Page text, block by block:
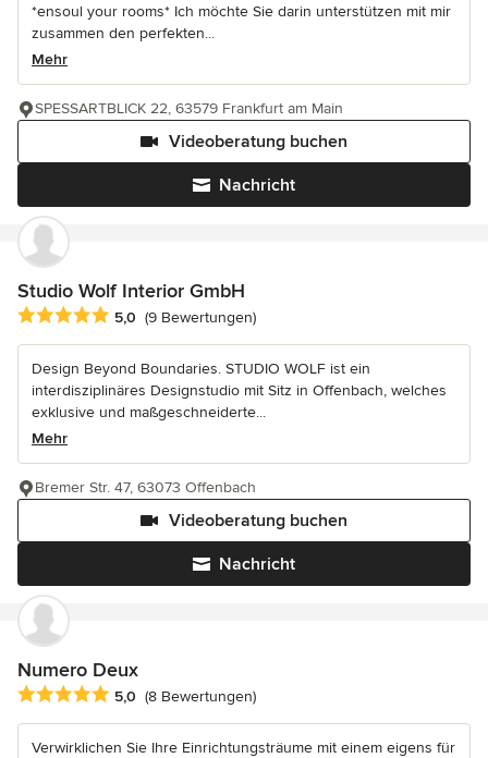
*ensoul your rooms* Ich möchte Sie darin unterstützen mit mir
zusammen den perfekten...
Mehr
Nachricht
Videoberatung buchen
SPESSARTBLICK 22, 63579 Frankfurt am Main
Studio Wolf Interior GmbH
Durchschnittliche Bewertung: 5 von 5 Sternen
5,0 (9 Bewertungen)
Design Beyond Boundaries. STUDIO WOLF ist ein
interdisziplinäres Designstudio mit Sitz in Offenbach, welches
exklusive und maßgeschneiderte...
Mehr
Nachricht
Videoberatung buchen
Bremer Str. 47, 63073 Offenbach
Numero Deux
Durchschnittliche Bewertung: 5 von 5 Sternen
5,0 (8 Bewertungen)
Verwirklichen Sie Ihre Einrichtungsträume mit einem eigens für